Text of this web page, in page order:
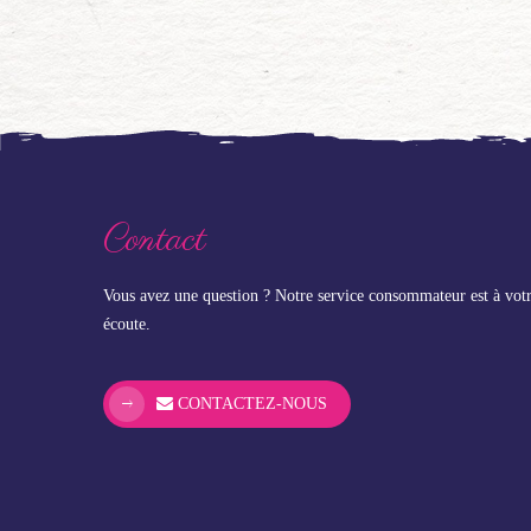
Contact
Vous avez une question ? Notre service consommateur est à
écoute.
CONTACTEZ-NOUS